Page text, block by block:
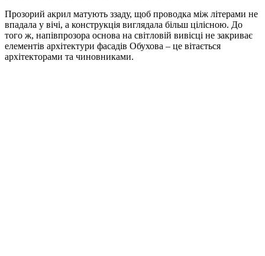
Прозорий акрил матують ззаду, щоб проводка між літерами не
впадала у вічі, а конструкція виглядала більш цілісною. До
того ж, напівпрозора основа на світловій вивісці не закриває
елементів архітектури фасадів Обухова – це вітається
архітекторами та чиновниками.